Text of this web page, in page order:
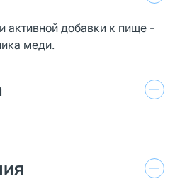
активной добавки к пище -
меди.